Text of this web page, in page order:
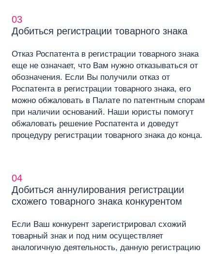
03
Добиться регистрации товарного знака
Отказ Роспатента в регистрации товарного знака
еще не означает, что Вам нужно отказываться от
обозначения. Если Вы получили отказ от
Роспатента в регистрации товарного знака, его
можно обжаловать в Палате по патентным спорам
при наличии оснований. Наши юристы помогут
обжаловать решение Роспатента и доведут
процедуру регистрации товарного знака до конца.
04
Добиться аннулирования регистрации
схожего товарного знака конкурентом
Если Ваш конкурент зарегистрировал схожий
товарный знак и под ним осуществляет
аналогичную деятельность, данную регистрацию